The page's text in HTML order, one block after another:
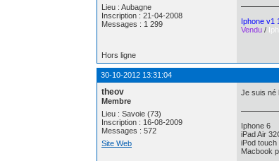
Lieu : Aubagne
Inscription : 21-04-2008
Messages : 1 299
Iphone v1
Vendu /
Hors ligne
30-10-2012 13:31:04
theov
Membre
Lieu : Savoie (73)
Inscription : 16-08-2009
Messages : 572
Site Web
Je suis né
Iphone 6
iPad Air
iPod touch
Macbook